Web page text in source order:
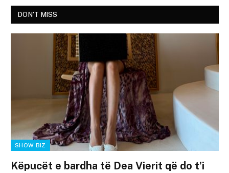
DON'T MISS
SHOW BIZ
Këpucët e bardha të Dea Vierit që do t’i